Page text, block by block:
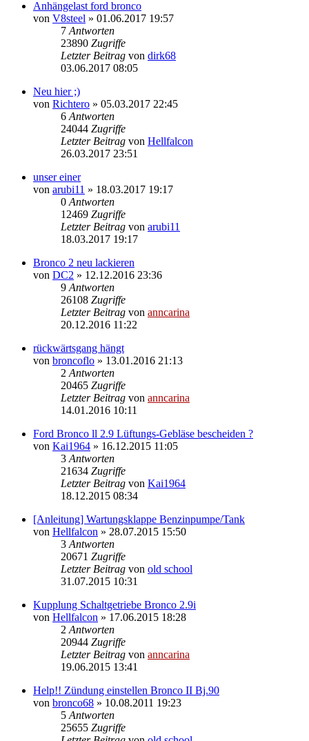
Anhängelast ford bronco
von V8steel » 01.06.2017 19:57
7 Antworten
23890 Zugriffe
Letzter Beitrag von dirk68
03.06.2017 08:05
Neu hier ;)
von Richtero » 05.03.2017 22:45
6 Antworten
24044 Zugriffe
Letzter Beitrag von Hellfalcon
26.03.2017 23:51
unser einer
von arubi11 » 18.03.2017 19:17
0 Antworten
12469 Zugriffe
Letzter Beitrag von arubi11
18.03.2017 19:17
Bronco 2 neu lackieren
von DC2 » 12.12.2016 23:36
9 Antworten
26108 Zugriffe
Letzter Beitrag von anncarina
20.12.2016 11:22
rückwärtsgang hängt
von broncoflo » 13.01.2016 21:13
2 Antworten
20465 Zugriffe
Letzter Beitrag von anncarina
14.01.2016 10:11
Ford Bronco ll 2.9 Lüftungs-Gebläse bescheiden ?
von Kai1964 » 16.12.2015 11:05
3 Antworten
21634 Zugriffe
Letzter Beitrag von Kai1964
18.12.2015 08:34
[Anleitung] Wartungsklappe Benzinpumpe/Tank
von Hellfalcon » 28.07.2015 15:50
3 Antworten
20671 Zugriffe
Letzter Beitrag von old school
31.07.2015 10:31
Kupplung Schaltgetriebe Bronco 2.9i
von Hellfalcon » 17.06.2015 18:28
2 Antworten
20944 Zugriffe
Letzter Beitrag von anncarina
19.06.2015 13:41
Help!! Zündung einstellen Bronco II Bj.90
von bronco68 » 10.08.2011 19:23
5 Antworten
25655 Zugriffe